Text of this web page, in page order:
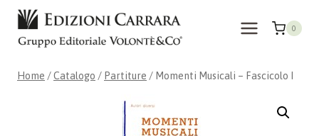
Salta
contenuto
0
Home /Catalogo / Partiture / Momenti Musicali – Fascicolo I